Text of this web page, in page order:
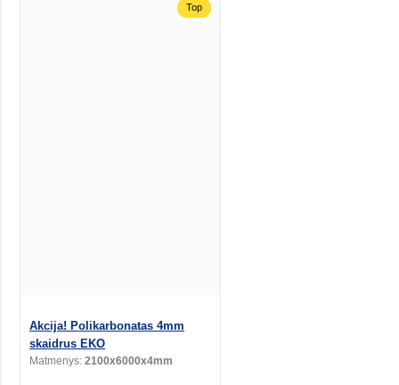
Top
Akcija! Polikarbonatas 4mm
skaidrus EKO
Matmenys: 2100x6000x4mm